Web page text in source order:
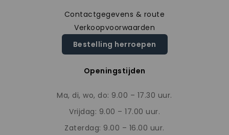
Contactgegevens & route
Verkoopvoorwaarden
Bestelling herroepen
Openingstijden
Ma, di, wo, do: 9.00 – 17.30 uur.
Vrijdag: 9.00 – 17.00 uur.
Zaterdag: 9.00 – 16.00 uur.